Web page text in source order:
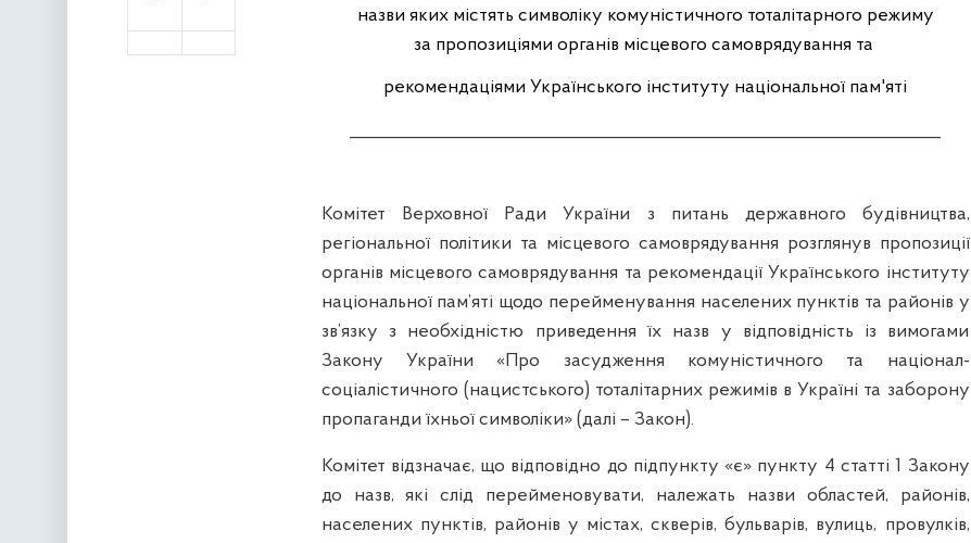
назви яких містять символіку комуністичного тоталітарного режиму
за пропозиціями органів місцевого самоврядування та
рекомендаціями Українського інституту національної пам'яті
Комітет Верховної Ради України з питань державного будівництва,
регіональної політики та місцевого самоврядування розглянув пропозиції
органів місцевого самоврядування та рекомендації Українського інституту
національної пам’яті щодо перейменування населених пунктів та районів у
зв’язку з необхідністю приведення їх назв у відповідність із вимогами
Закону України «Про засудження комуністичного та націонал-
соціалістичного (нацистського) тоталітарних режимів в Україні та заборону
пропаганди їхньої символіки» (далі – Закон).
Комітет відзначає, що відповідно до підпункту «є» пункту 4 статті 1 Закону
до назв, які слід перейменовувати, належать назви областей, районів,
населених пунктів, районів у містах, скверів, бульварів, вулиць, провулків,